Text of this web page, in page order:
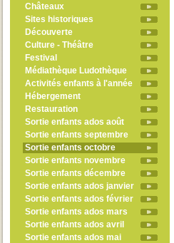
Châteaux
Sites historiques
Découverte
Culture - Théâtre
Festival
Médiathèque Ludothèque
Activités enfants à l'année
Hébergement
Restauration
Sortie enfants ados août
Sortie enfants septembre
Sortie enfants octobre
Sortie enfants novembre
Sortie enfants décembre
Sortie enfants ados janvier
Sortie enfants ados février
Sortie enfants ados mars
Sortie enfants ados avril
Sortie enfants ados mai